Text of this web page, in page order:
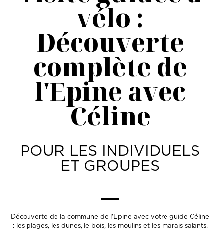
vélo :
Découverte
complète de
l'Epine avec
Céline
POUR LES INDIVIDUELS
ET GROUPES
Découverte de la commune de l'Epine avec votre guide Céline
: les plages, les dunes, le bois, les moulins et les marais salants.